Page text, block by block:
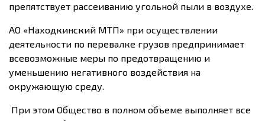
препятствует рассеиванию угольной пыли в воздухе.
АО «Находкинский МТП» при осуществлении
деятельности по перевалке грузов предпринимает
всевозможные меры по предотвращению и
уменьшению негативного воздействия на
окружающую среду.
При этом Общество в полном объеме выполняет все